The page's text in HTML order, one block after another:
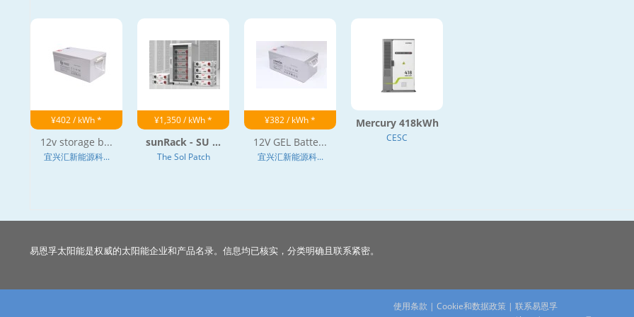
¥402 / kWh *
12v storage b...
宜兴汇新能源科...
¥1,350 / kWh *
sunRack - SU ...
The Sol Patch
¥382 / kWh *
12V GEL Batte...
宜兴汇新能源科...
Mercury 418kWh
CESC
易恩孚太阳能是权威的太阳能企业和产品名录。信息均已核实，分类明确且联系紧密。
使用条款 | Cookie和数据政策 | 联系易恩孚